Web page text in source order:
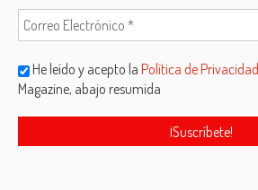
He leído y acepto laPolítica de Privacidad
Magazine, abajo resumida